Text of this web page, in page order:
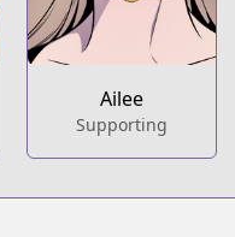
Ailee
Supporting